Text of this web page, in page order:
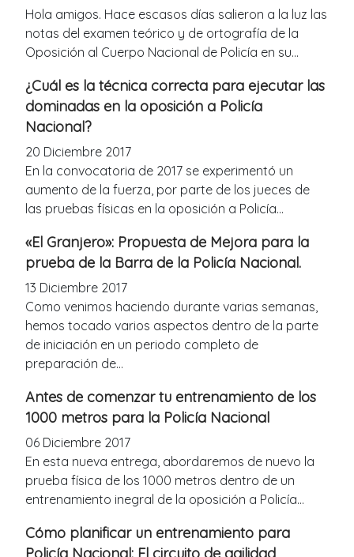
Hola amigos. Hace escasos días salieron a la luz las
notas del examen teórico y de ortografía de la
Oposición al Cuerpo Nacional de Policía en su...
¿Cuál es la técnica correcta para ejecutar las
dominadas en la oposición a Policía
Nacional?
20 Diciembre 2017
En la convocatoria de 2017 se experimentó un
aumento de la fuerza, por parte de los jueces de
las pruebas físicas en la oposición a Policía...
«El Granjero»: Propuesta de Mejora para la
prueba de la Barra de la Policía Nacional.
13 Diciembre 2017
Como venimos haciendo durante varias semanas,
hemos tocado varios aspectos dentro de la parte
de iniciación en un periodo completo de
preparación de...
Antes de comenzar tu entrenamiento de los
1000 metros para la Policía Nacional
06 Diciembre 2017
En esta nueva entrega, abordaremos de nuevo la
prueba física de los 1000 metros dentro de un
entrenamiento inegral de la oposición a Policía...
Cómo planificar un entrenamiento para